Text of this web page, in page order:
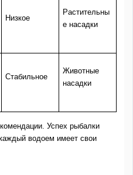
Низкое
Растительны
е насадки
Стабильное
Животные
насадки
Успех рыбалки
водоем имеет свои